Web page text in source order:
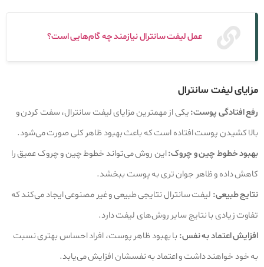
عمل لیفت سانترال نیازمند چه گام‌هایی است؟
مزایای لیفت سانترال
رفع افتادگی پوست:یکی از مهمترین مزایای لیفت سانترال، سفت کردن و
بالا کشیدن پوست افتاده است که باعث بهبود ظاهر کلی صورت می‌شود.
بهبود خطوط چین و چروک:این روش می‌تواند خطوط چین و چروک عمیق را
کاهش داده و ظاهر جوان تری به پوست ببخشد.
نتایج طبیعی: لیفت سانترال نتایجی طبیعی و غیر مصنوعی ایجاد می‌کند که
تفاوت زیادی با نتایج سایر روش‌های لیفت دارد.
افزایش اعتماد به نفس: با بهبود ظاهر پوست، افراد احساس بهتری نسبت
به خود خواهند داشت و اعتماد به نفسشان افزایش می‌یابد.